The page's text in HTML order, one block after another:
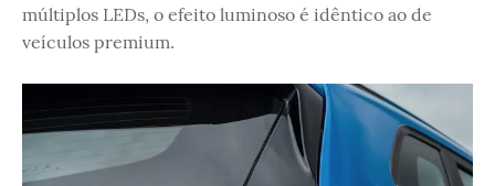
múltiplos LEDs, o efeito luminoso é idêntico ao de
veículos premium.